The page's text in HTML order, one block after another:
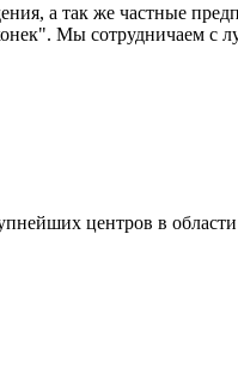
а так же частные
Мы сотрудничаем с
центров в